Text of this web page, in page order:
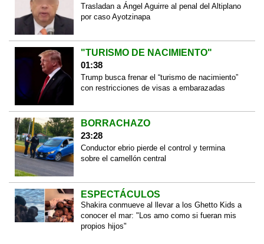
Trasladan a Ángel Aguirre al penal del Altiplano
por caso Ayotzinapa
"TURISMO DE NACIMIENTO"
01:38
Trump busca frenar el “turismo de nacimiento”
con restricciones de visas a embarazadas
BORRACHAZO
23:28
Conductor ebrio pierde el control y termina
sobre el camellón central
ESPECTÁCULOS
Shakira conmueve al llevar a los Ghetto Kids a
conocer el mar: "Los amo como si fueran mis
propios hijos"